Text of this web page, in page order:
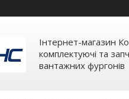
Інтернет-магазин
комплектуючі та
вантажних фургонів